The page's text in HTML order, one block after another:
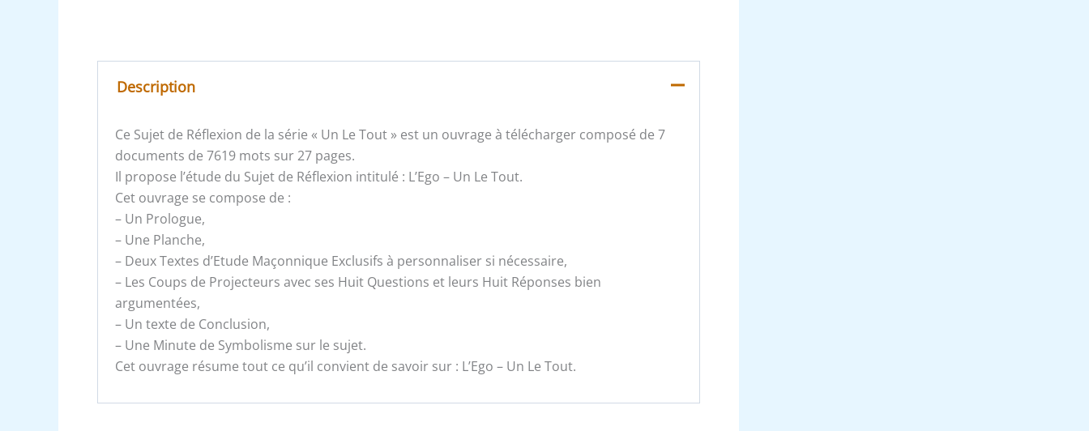
Description
Ce Sujet de Réflexion de la série « Un Le Tout » est un ouvrage à télécharger composé de 7
documents de 7619 mots sur 27 pages.
Il propose l’étude du Sujet de Réflexion intitulé : L’Ego – Un Le Tout.
Cet ouvrage se compose de :
– Un Prologue,
– Une Planche,
– Deux Textes d’Etude Maçonnique Exclusifs à personnaliser si nécessaire,
– Les Coups de Projecteurs avec ses Huit Questions et leurs Huit Réponses bien
argumentées,
– Un texte de Conclusion,
– Une Minute de Symbolisme sur le sujet.
Cet ouvrage résume tout ce qu’il convient de savoir sur : L’Ego – Un Le Tout.